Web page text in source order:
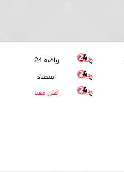
رياضة 24
اقتصاد
اعلن معنا